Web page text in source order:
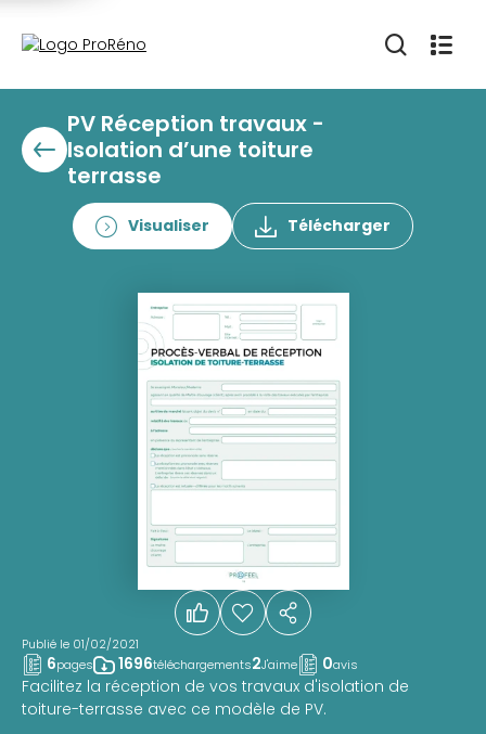
PV Réception travaux -
Isolation d’une toiture
terrasse
Visualiser Télécharger
Publié le 01/02/2021
6pages 1696téléchargements2J'aime 0avis
Facilitez la réception de vos travaux d'isolation de
toiture-terrasse avec ce modèle de PV.